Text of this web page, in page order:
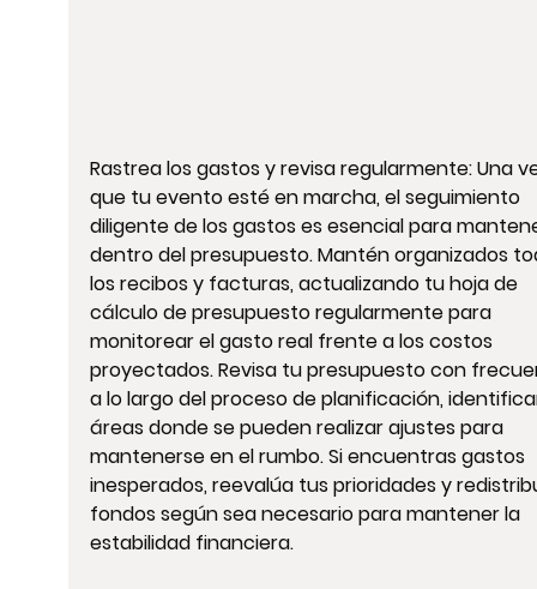
Rastrea los gastos y revisa regularmente: Una
que tu evento esté en marcha, el seguimiento
diligente de los gastos es esencial para
dentro del presupuesto. Mantén organizados
los recibos y facturas, actualizando tu hoja de
cálculo de presupuesto regularmente para
monitorear el gasto real frente a los costos
proyectados. Revisa tu presupuesto con
a lo largo del proceso de planificación,
áreas donde se pueden realizar ajustes para
mantenerse en el rumbo. Si encuentras gastos
inesperados, reevalúa tus prioridades y
fondos según sea necesario para mantener la
estabilidad financiera.